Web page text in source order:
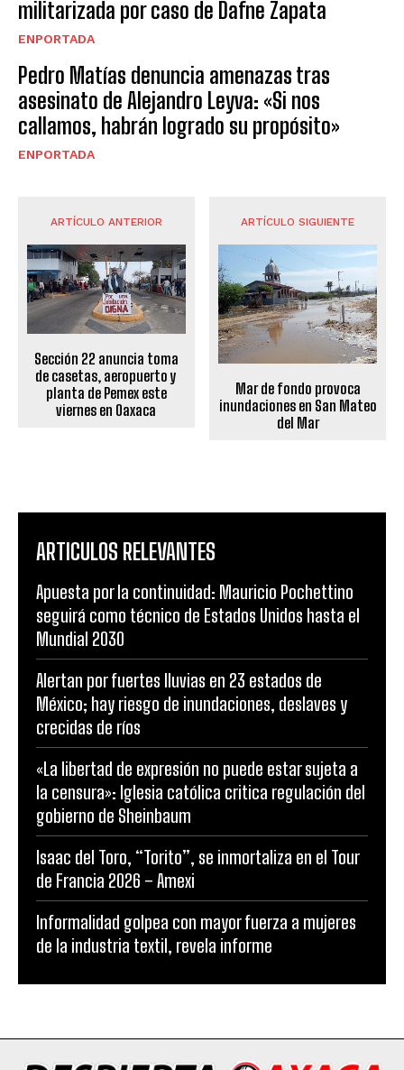
militarizada por caso de Dafne Zapata
ENPORTADA
Pedro Matías denuncia amenazas tras
asesinato de Alejandro Leyva: «Si nos
callamos, habrán logrado su propósito»
ENPORTADA
ARTÍCULO ANTERIOR
Sección 22 anuncia toma
de casetas, aeropuerto y
planta de Pemex este
viernes en Oaxaca
ARTÍCULO SIGUIENTE
Mar de fondo provoca
inundaciones en San Mateo
del Mar
ARTICULOS RELEVANTES
Apuesta por la continuidad: Mauricio Pochettino
seguirá como técnico de Estados Unidos hasta el
Mundial 2030
Alertan por fuertes lluvias en 23 estados de
México; hay riesgo de inundaciones, deslaves y
crecidas de ríos
«La libertad de expresión no puede estar sujeta a
la censura»: Iglesia católica critica regulación del
gobierno de Sheinbaum
Isaac del Toro, “Torito”, se inmortaliza en el Tour
de Francia 2026 – Amexi
Informalidad golpea con mayor fuerza a mujeres
de la industria textil, revela informe